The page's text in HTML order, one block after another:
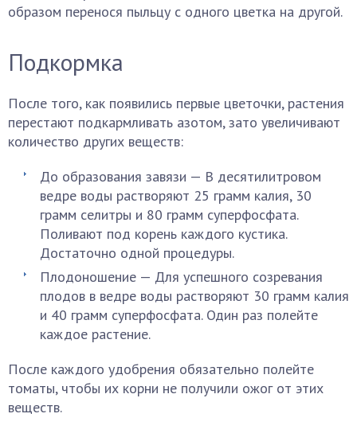
образом перенося пыльцу с одного цветка на другой.
Подкормка
После того, как появились первые цветочки, растения
перестают подкармливать азотом, зато увеличивают
количество других веществ:
До образования завязи — В десятилитровом
ведре воды растворяют 25 грамм калия, 30
грамм селитры и 80 грамм суперфосфата.
Поливают под корень каждого кустика.
Достаточно одной процедуры.
Плодоношение — Для успешного созревания
плодов в ведре воды растворяют 30 грамм калия
и 40 грамм суперфосфата. Один раз полейте
каждое растение.
После каждого удобрения обязательно полейте
томаты, чтобы их корни не получили ожог от этих
веществ.